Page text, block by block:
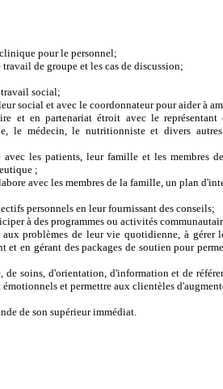
pour le personnel;
de groupe et les cas de discussion;
social;
social et avec le coordonnateur pour aider à
et en partenariat étroit avec le représentant
le médecin, le nutritionniste et divers
les patients, leur famille et les membres
;
avec les membres de la famille, un plan
personnels en leur fournissant des conseils;
à des programmes ou activités
problèmes de leur vie quotidienne, à gérer
et en gérant des packages de soutien pour
de soins, d'orientation, d'information et de
et permettre aux clientèles
de son supérieur immédiat.